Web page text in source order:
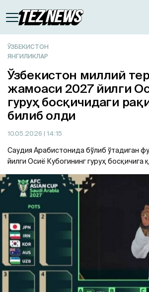
ЎЗБЕКИСТОН
ЯНГИЛИКЛАР
Ўзбекистон миллий
жамоаси 2027 йилги
гуруҳ босқичидаги
билиб олди
10.05.2026 | 14:15
Саудия Арабистонида бўлиб ўтадиган
йилги Осиё Кубогининг гуруҳ босқичига